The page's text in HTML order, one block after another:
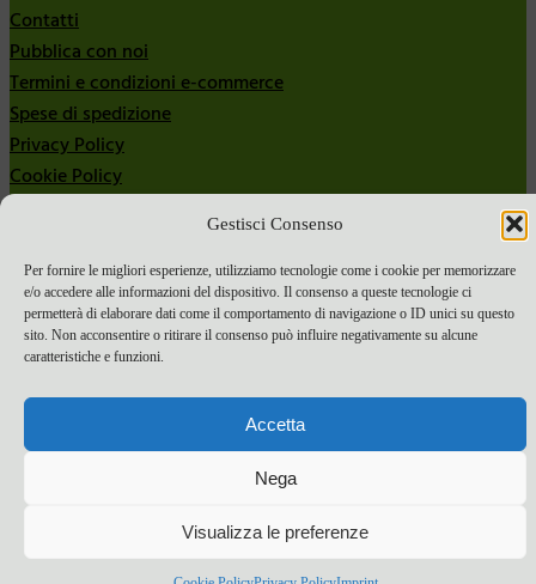
Gestisci Consenso
Per fornire le migliori esperienze, utilizziamo tecnologie come i cookie per memorizzare
e/o accedere alle informazioni del dispositivo. Il consenso a queste tecnologie ci
permetterà di elaborare dati come il comportamento di navigazione o ID unici su questo
sito. Non acconsentire o ritirare il consenso può influire negativamente su alcune
caratteristiche e funzioni.
Accetta
Nega
Visualizza le preferenze
Contatti
Pubblica con noi
Termini e condizioni e-commerce
Spese di spedizione
Privacy Policy
Cookie Policy
Bandi 2024
Bandi 2025